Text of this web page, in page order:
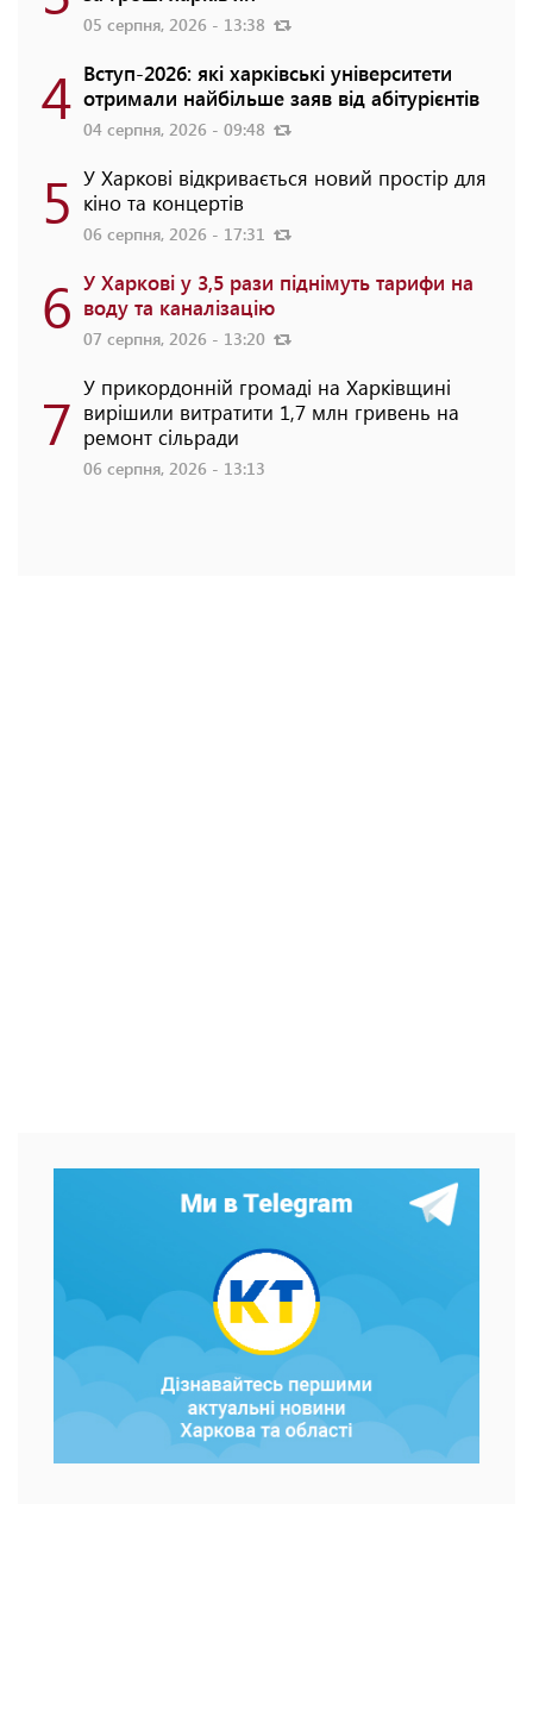
05 серпня, 2026 - 13:38
4 Вступ-2026: які харківські університети
отримали найбільше заяв від абітурієнтів
04 серпня, 2026 - 09:48
5 У Харкові відкривається новий простір для
кіно та концертів
06 серпня, 2026 - 17:31
6 У Харкові у 3,5 рази піднімуть тарифи на
воду та каналізацію
07 серпня, 2026 - 13:20
7 У прикордонній громаді на Харківщині
вирішили витратити 1,7 млн гривень на
ремонт сільради
06 серпня, 2026 - 13:13